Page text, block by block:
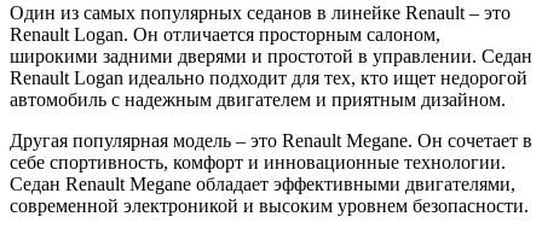
Один из самых популярных седанов в линейке Renault – это
Renault Logan. Он отличается просторным салоном,
широкими задними дверями и простотой в управлении. Седан
Renault Logan идеально подходит для тех, кто ищет недорогой
автомобиль с надежным двигателем и приятным дизайном.
Другая популярная модель – это Renault Megane. Он сочетает в
себе спортивность, комфорт и инновационные технологии.
Седан Renault Megane обладает эффективными двигателями,
современной электроникой и высоким уровнем безопасности.